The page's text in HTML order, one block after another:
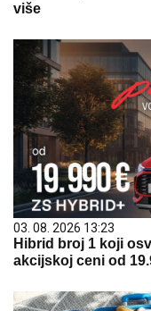
više
03. 08. 2026 13:23
Hibrid broj 1 koji
akcijskoj ceni od